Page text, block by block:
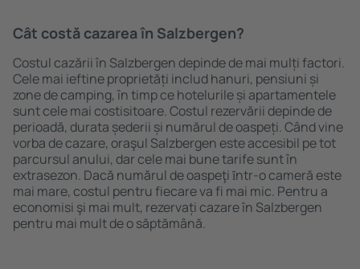
Cât costă cazarea în Salzbergen?
Costul cazării în Salzbergen depinde de mai mulți factori.
Cele mai ieftine proprietăți includ hanuri, pensiuni și
zone de camping, în timp ce hotelurile și apartamentele
sunt cele mai costisitoare. Costul rezervării depinde de
perioadă, durata șederii și numărul de oaspeți. Când vine
vorba de cazare, oraşul Salzbergen este accesibil pe tot
parcursul anului, dar cele mai bune tarife sunt în
extrasezon. Dacă numărul de oaspeţi ȋntr-o cameră este
mai mare, costul pentru fiecare va fi mai mic. Pentru a
economisi şi mai mult, rezervați cazare în Salzbergen
pentru mai mult de o săptămână.